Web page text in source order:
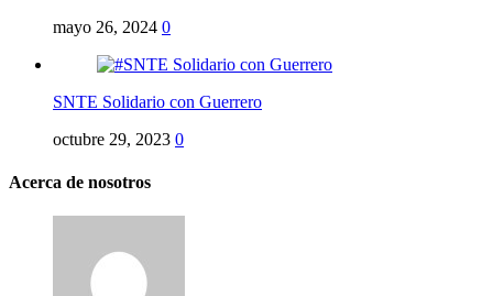
mayo 26, 2024 0
SNTE Solidario con Guerrero
octubre 29, 2023 0
Acerca de nosotros